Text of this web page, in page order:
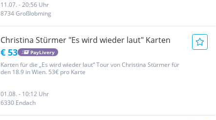
11.07. - 20:56 Uhr
8734 Großlobming
Christina Stürmer "Es wird wieder laut" Karten
€ 53 PayLivery
Karten für die „Es wird wieder laut“ Tour von Christina Stürmer für
den 18.9 in Wien. 53€ pro Karte
01.08. - 10:12 Uhr
6330 Endach